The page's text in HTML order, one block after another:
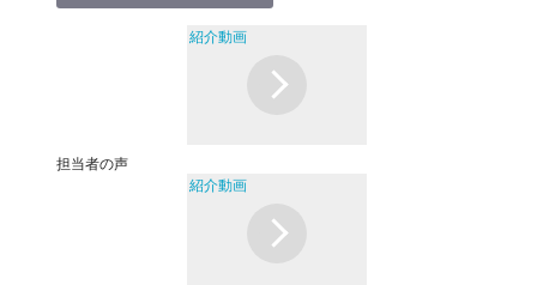
紹介動画
担当者の声
紹介動画